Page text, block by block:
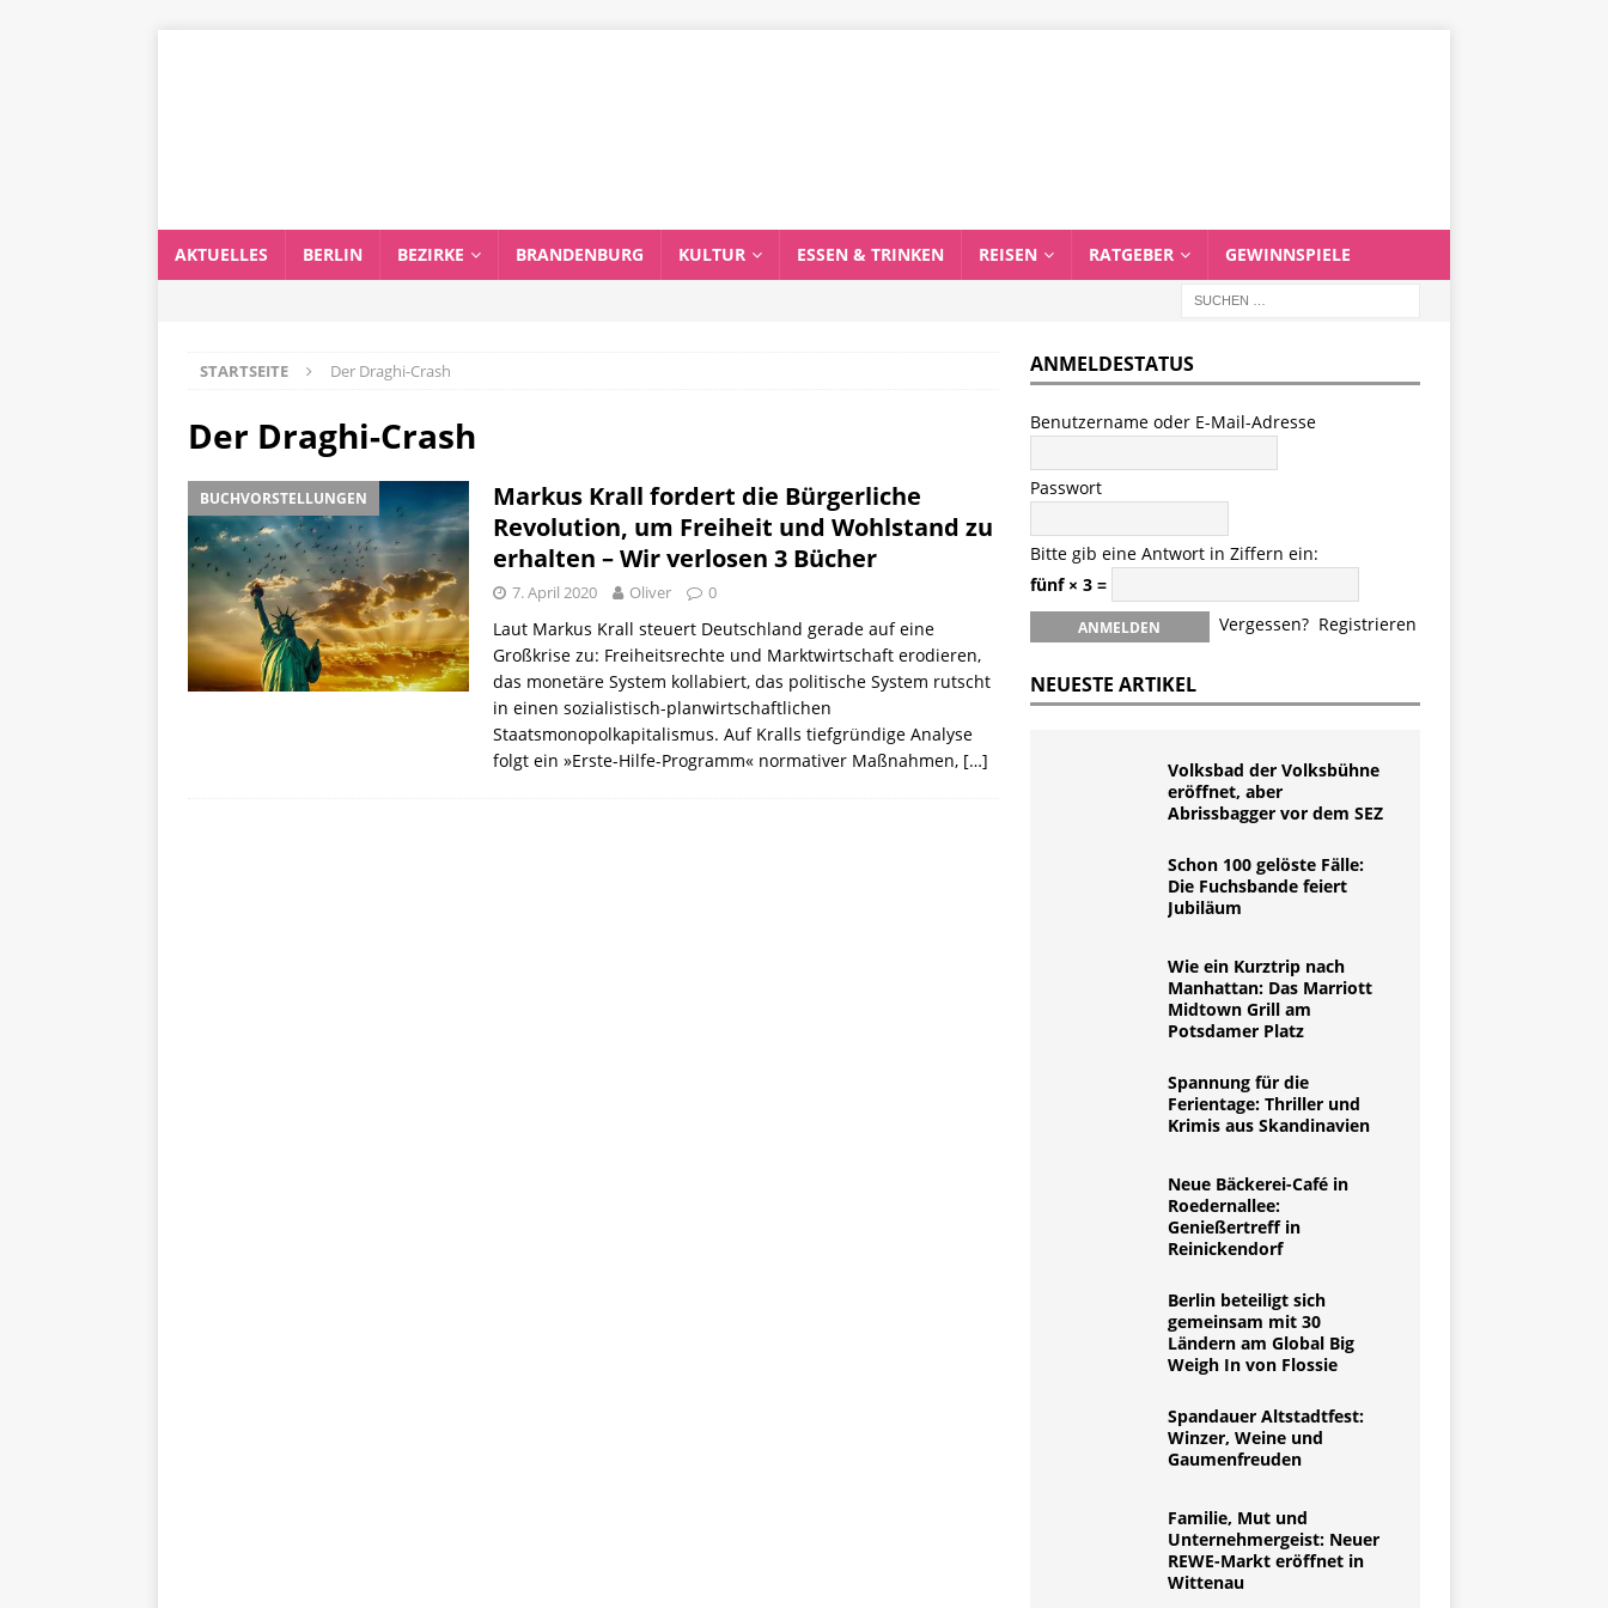
AKTUELLES BERLIN BEZIRKE BRANDENBURG KULTUR ESSEN & TRINKEN REISEN RATGEBER GEWINNSPIELE
STARTSEITE Der Draghi-Crash
Der Draghi-Crash
BUCHVORSTELLUNGEN
Markus Krall fordert die Bürgerliche
Revolution, um Freiheit und Wohlstand zu
erhalten – Wir verlosen 3 Bücher
7. April 2020 Oliver 0
Laut Markus Krall steuert Deutschland gerade auf eine
Großkrise zu: Freiheitsrechte und Marktwirtschaft erodieren,
das monetäre System kollabiert, das politische System rutscht
in einen sozialistisch-planwirtschaftlichen
Staatsmonopolkapitalismus. Auf Kralls tiefgründige Analyse
folgt ein »Erste-Hilfe-Programm« normativer Maßnahmen, […]
ANMELDESTATUS
Benutzername oder E-Mail-Adresse
Passwort
Bitte gib eine Antwort in Ziffern ein:
fünf × 3 =
Vergessen? Registrieren
NEUESTE ARTIKEL
Volksbad der Volksbühne
eröffnet, aber
Abrissbagger vor dem SEZ
Schon 100 gelöste Fälle:
Die Fuchsbande feiert
Jubiläum
Wie ein Kurztrip nach
Manhattan: Das Marriott
Midtown Grill am
Potsdamer Platz
Spannung für die
Ferientage: Thriller und
Krimis aus Skandinavien
Neue Bäckerei-Café in
Roedernallee:
Genießertreff in
Reinickendorf
Berlin beteiligt sich
gemeinsam mit 30
Ländern am Global Big
Weigh In von Flossie
Spandauer Altstadtfest:
Winzer, Weine und
Gaumenfreuden
Familie, Mut und
Unternehmergeist: Neuer
REWE-Markt eröffnet in
Wittenau